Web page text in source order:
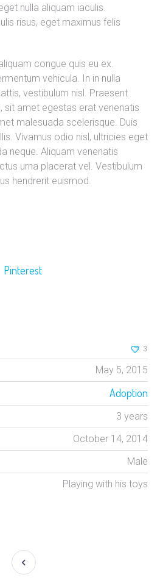
nulla aliquam iaculis.
risus, eget maximus felis
congue quis eu ex.
vehicula. In in nulla
vestibulum nisl. Praesent
sit amet egestas erat venenatis
malesuada scelerisque. Duis
Vivamus odio nisl, ultricies eget
neque. Aliquam venenatis
urna placerat vel. Vestibulum
hendrerit euismod.
Pinterest
3
May 5, 2015
Adoption
3 years
October 14, 2014
Male
Playing with his toys